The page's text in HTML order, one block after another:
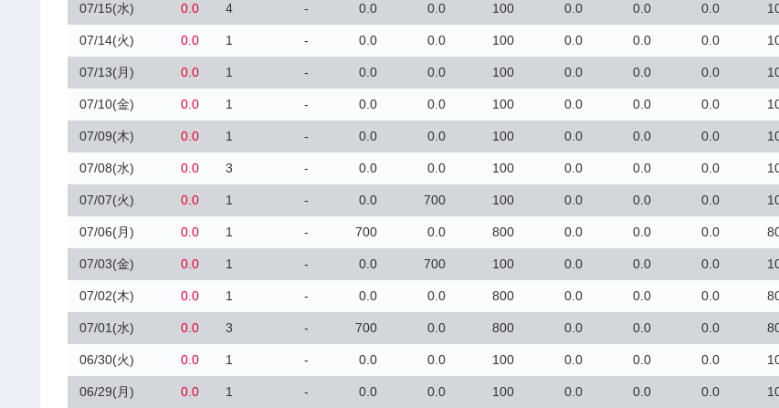
07/15(水) 0.0 4 - 0.0 0.0 100 0.0 0.0 0.0
07/14(火) 0.0 1 - 0.0 0.0 100 0.0 0.0 0.0
07/13(月) 0.0 1 - 0.0 0.0 100 0.0 0.0 0.0
07/10(金) 0.0 1 - 0.0 0.0 100 0.0 0.0 0.0
07/09(木) 0.0 1 - 0.0 0.0 100 0.0 0.0 0.0
07/08(水) 0.0 3 - 0.0 0.0 100 0.0 0.0 0.0
07/07(火) 0.0 1 - 0.0 700 100 0.0 0.0 0.0
07/06(月) 0.0 1 - 700 0.0 800 0.0 0.0 0.0
07/03(金) 0.0 1 - 0.0 700 100 0.0 0.0 0.0
07/02(木) 0.0 1 - 0.0 0.0 800 0.0 0.0 0.0
07/01(水) 0.0 3 - 700 0.0 800 0.0 0.0 0.0
06/30(火) 0.0 1 - 0.0 0.0 100 0.0 0.0 0.0
06/29(月) 0.0 1 - 0.0 0.0 100 0.0 0.0 0.0